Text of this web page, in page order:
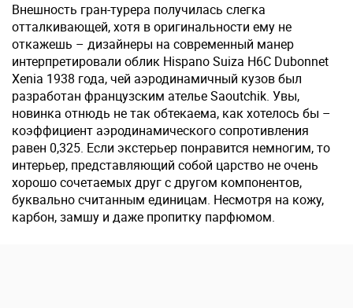
Внешность гран-турера получилась слегка
отталкивающей, хотя в оригинальности ему не
откажешь – дизайнеры на современный манер
интерпретировали облик Hispano Suiza H6C Dubonnet
Xenia 1938 года, чей аэродинамичный кузов был
разработан французским ателье Saoutchik. Увы,
новинка отнюдь не так обтекаема, как хотелось бы –
коэффициент аэродинамического сопротивления
равен 0,325. Если экстерьер понравится немногим, то
интерьер, представляющий собой царство не очень
хорошо сочетаемых друг с другом компонентов,
буквально считанным единицам. Несмотря на кожу,
карбон, замшу и даже пропитку парфюмом.